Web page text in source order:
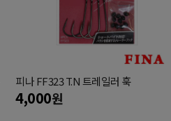
피나 FF323 T.N 트레일러 훅
4,000원